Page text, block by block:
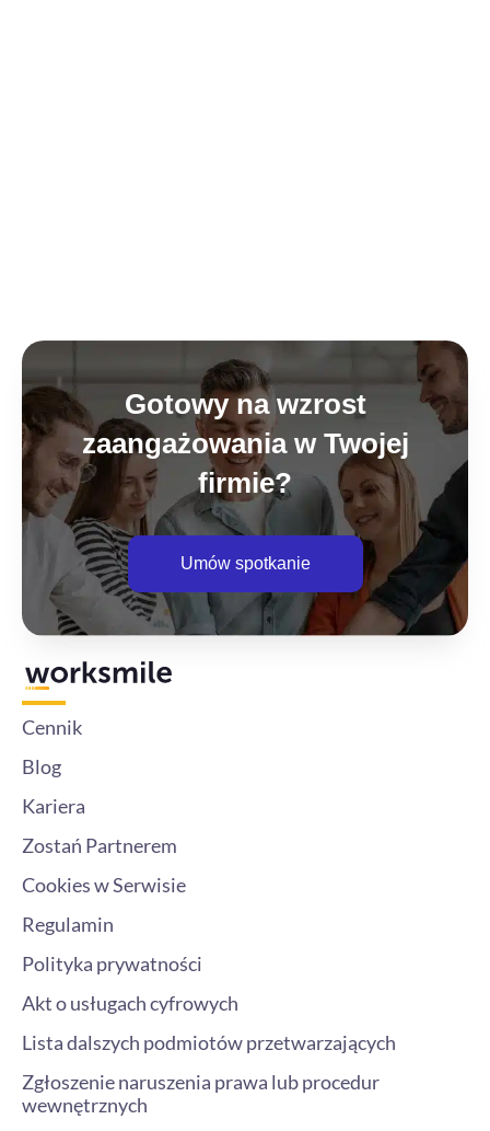
Gotowy na wzrost
zaangażowania w Twojej
firmie?
Umów spotkanie
Cennik
Blog
Kariera
Zostań Partnerem
Cookies w Serwisie
Regulamin
Polityka prywatności
Akt o usługach cyfrowych
Lista dalszych podmiotów przetwarzających
Zgłoszenie naruszenia prawa lub procedur
wewnętrznych